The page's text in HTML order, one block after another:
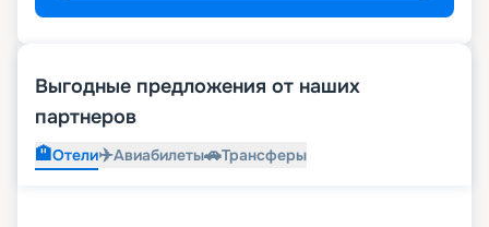
Выгодные предложения от наших
партнеров
🏨Отели✈️Авиабилеты🚗Трансферы